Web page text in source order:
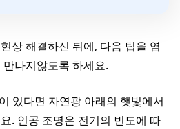
상 해결하신 뒤에, 다음 팁을 염
나지않도록 하세요.
있다면 자연광 아래의 햇빛에서
. 인공 조명은 전기의 빈도에 따